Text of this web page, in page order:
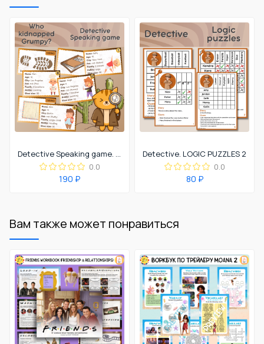
Detective Speaking game. Who kidnapped Grumpy?
0.0
190 ₽
Detective. LOGIC PUZZLES 2
0.0
80 ₽
Вам также может понравиться